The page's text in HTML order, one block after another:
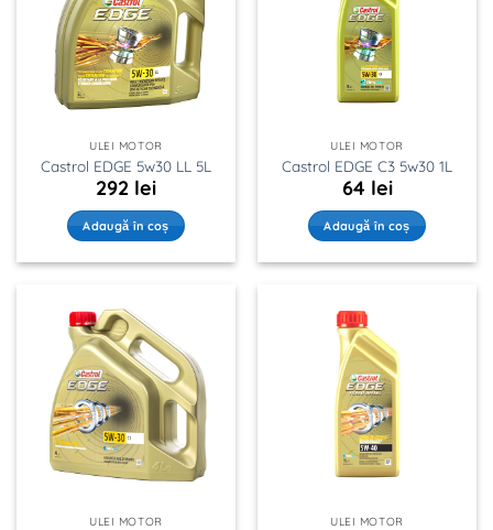
ULEI MOTOR
Castrol EDGE 5w30 LL 5L
292 lei
Adaugă în coș
ULEI MOTOR
Castrol EDGE C3 5w30 1L
64 lei
Adaugă în coș
ULEI MOTOR ULEI MOTOR